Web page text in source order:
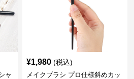
ャ
¥1,980 (税込)
メイクブラシ プロ仕様斜めカッ